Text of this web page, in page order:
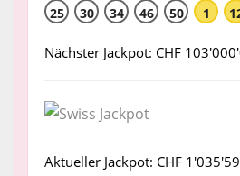
25 30 34 46 50 1
Nächster Jackpot: CHF
Aktueller Jackpot: CHF